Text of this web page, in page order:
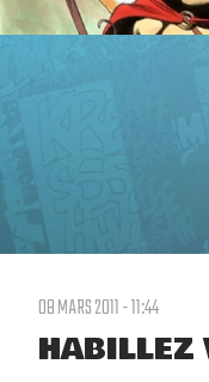
08 MARS 2011 - 11:44
HABILLEZ